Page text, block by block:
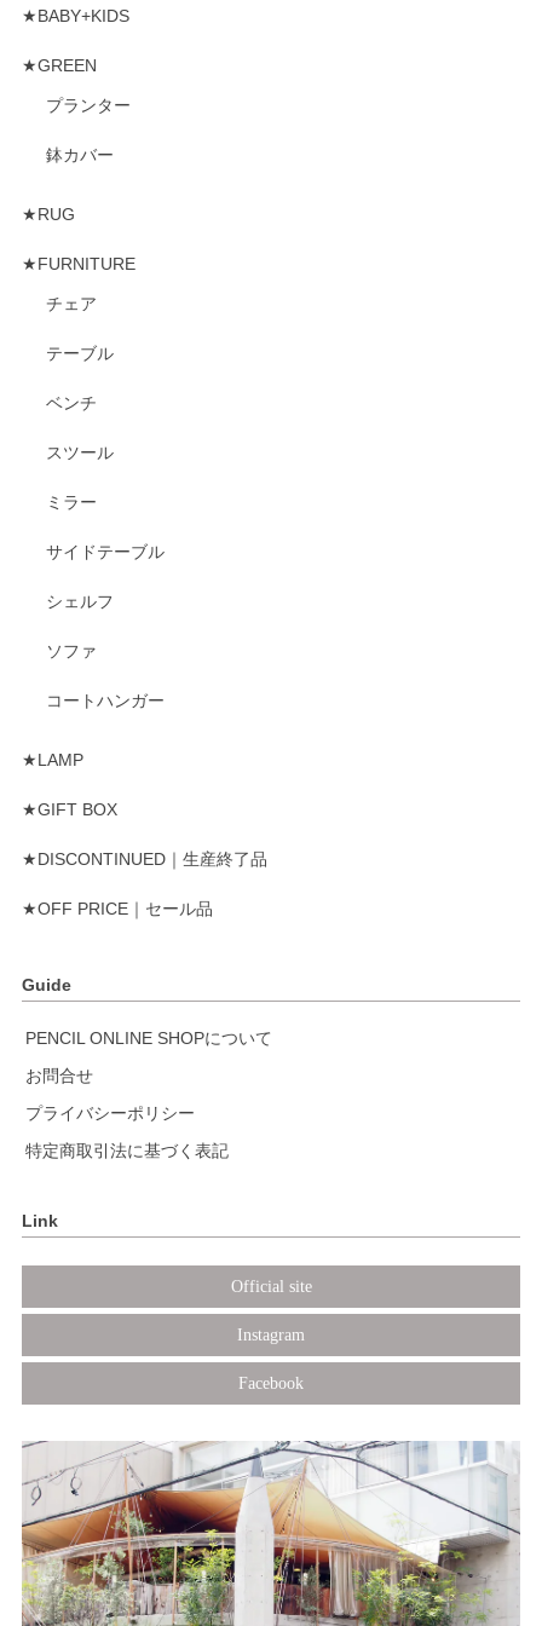
★BABY+KIDS
★GREEN
プランター
鉢カバー
★RUG
★FURNITURE
チェア
テーブル
ベンチ
スツール
ミラー
サイドテーブル
シェルフ
ソファ
コートハンガー
★LAMP
★GIFT BOX
★DISCONTINUED｜生産終了品
★OFF PRICE｜セール品
Guide
PENCIL ONLINE SHOPについて
お問合せ
プライバシーポリシー
特定商取引法に基づく表記
Link
Official site
Instagram
Facebook